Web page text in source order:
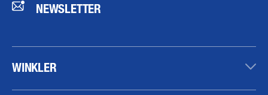
NEWSLETTER
WINKLER